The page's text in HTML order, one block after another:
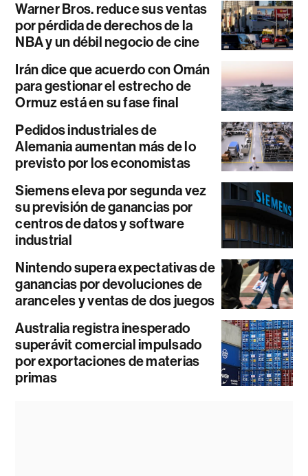
Warner Bros. reduce sus ventas
por pérdida de derechos de la
NBA y un débil negocio de cine
Irán dice que acuerdo con Omán
para gestionar el estrecho de
Ormuz está en su fase final
Pedidos industriales de
Alemania aumentan más de lo
previsto por los economistas
Siemens eleva por segunda vez
su previsión de ganancias por
centros de datos y software
industrial
Nintendo supera expectativas de
ganancias por devoluciones de
aranceles y ventas de dos juegos
Australia registra inesperado
superávit comercial impulsado
por exportaciones de materias
primas